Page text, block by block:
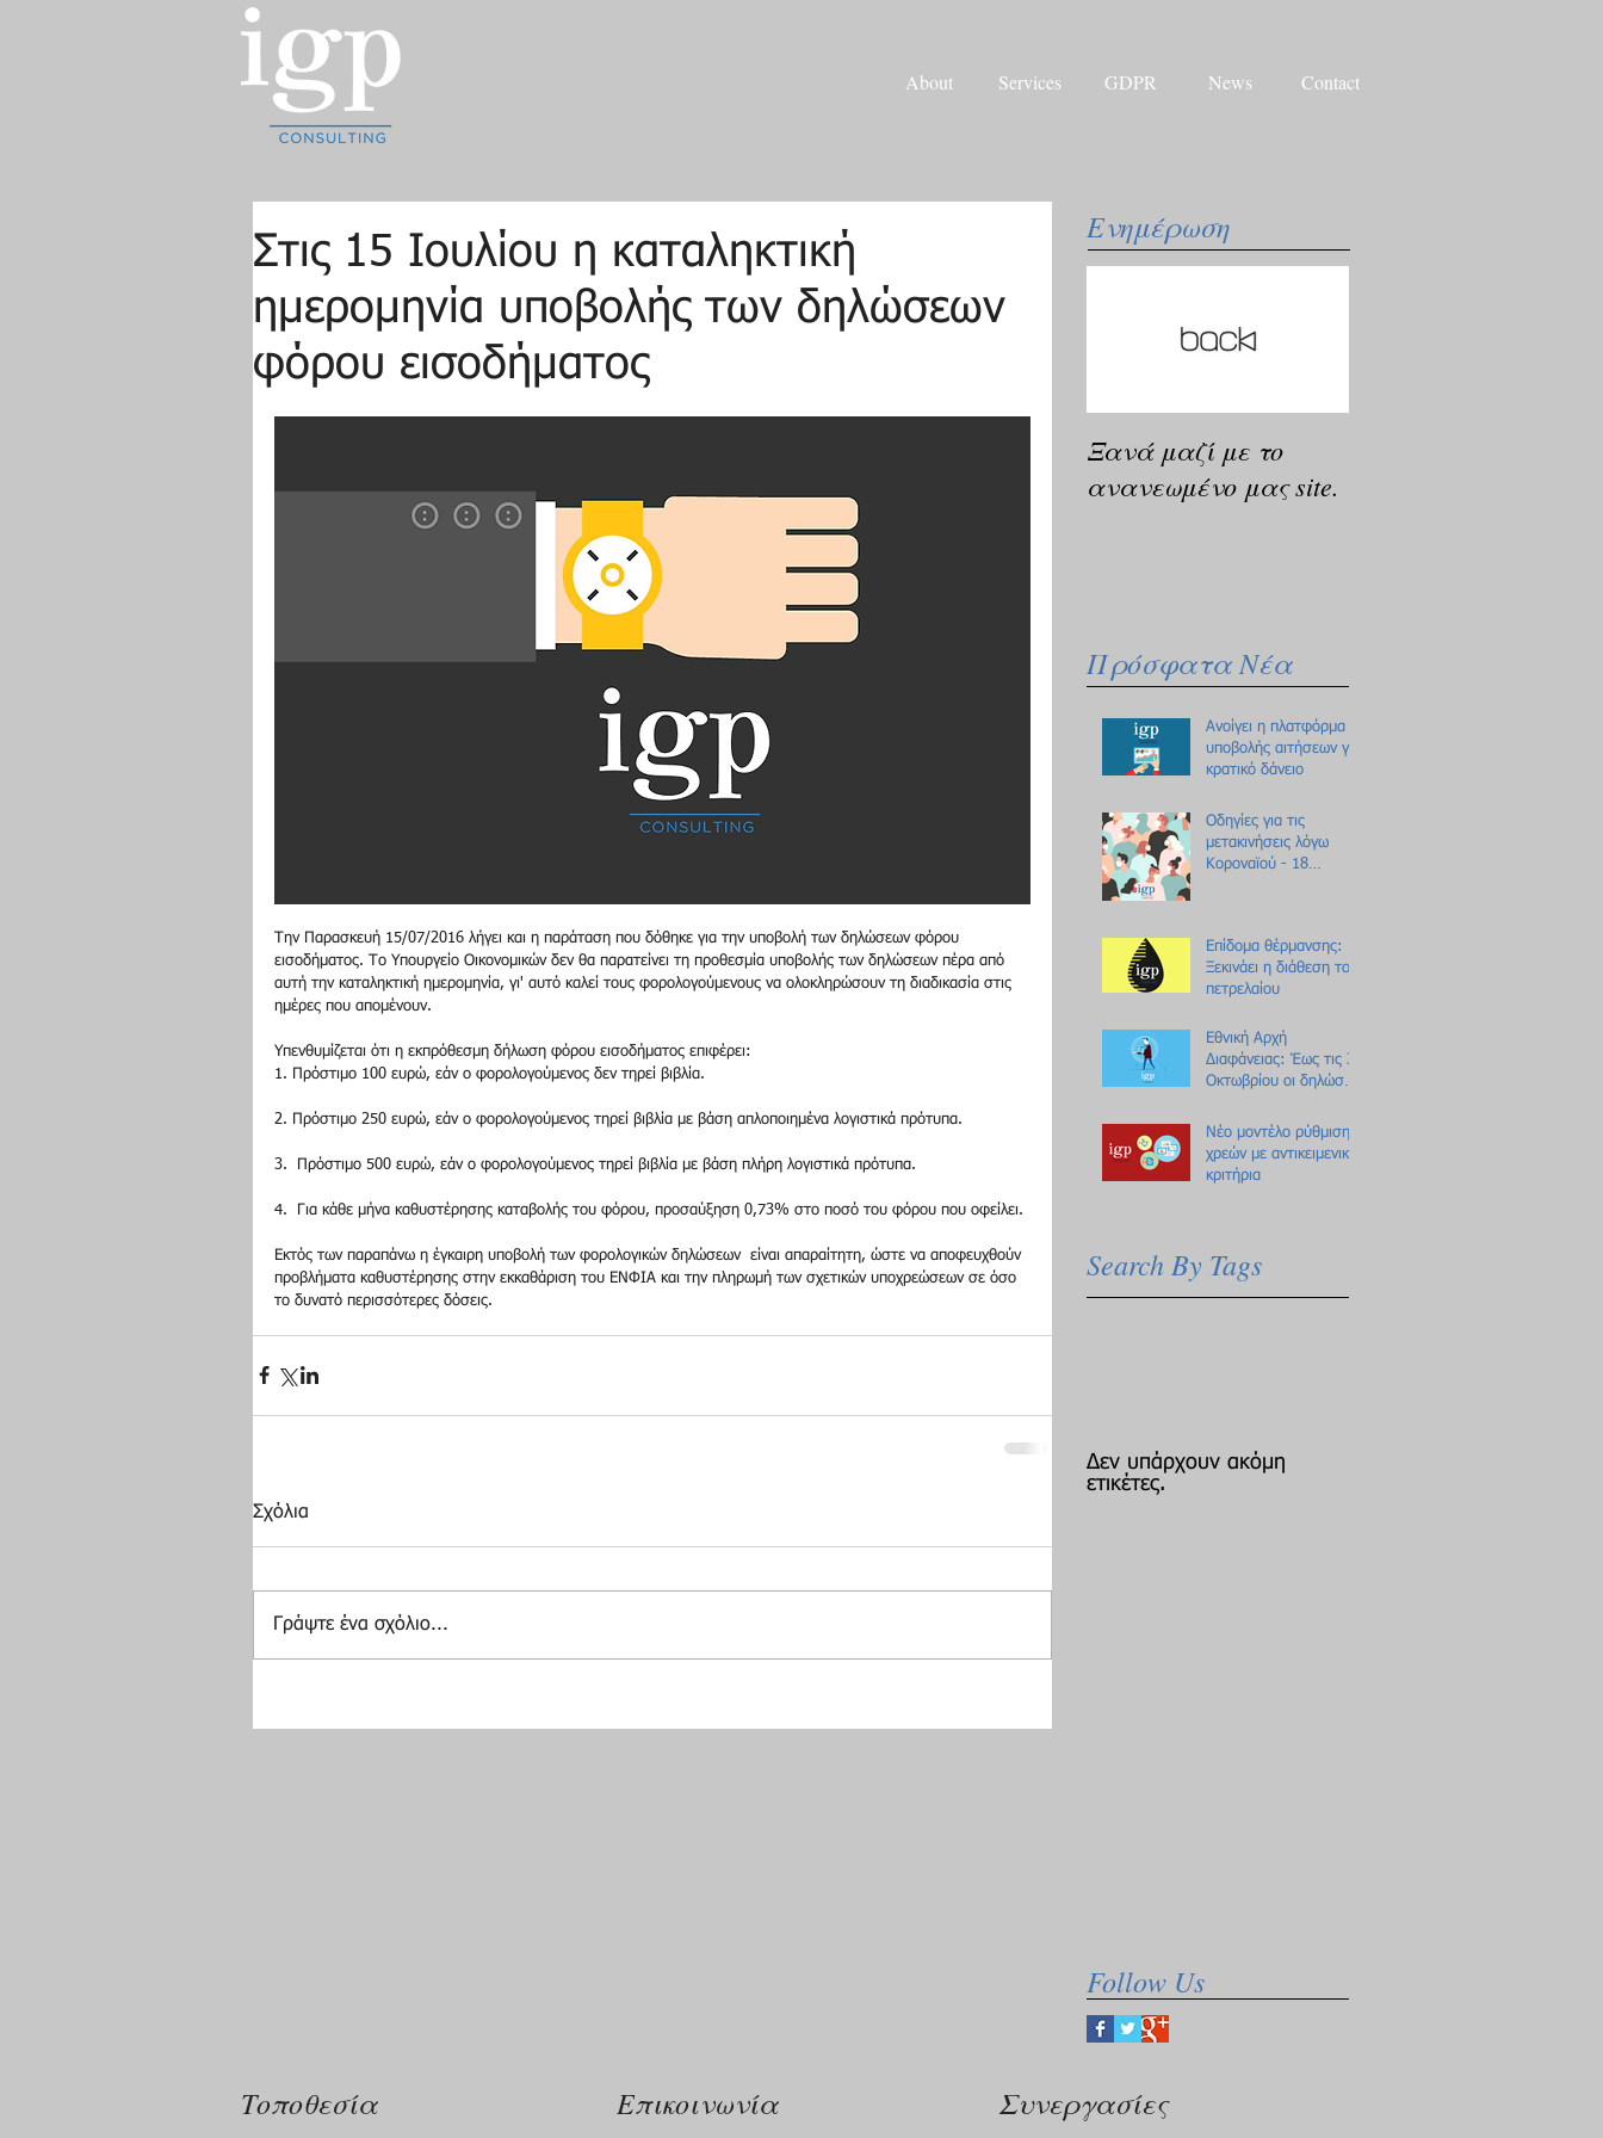
Στις 15 Ιουλίου η καταληκτική
ημερομηνία υποβολής των δηλώσεων
φόρου εισοδήματος
Την Παρασκευή 15/07/2016 λήγει και η παράταση που δόθηκε για την υποβολή των δηλώσεων φόρου
εισοδήματος. Το Υπουργείο Οικονομικών δεν θα παρατείνει τη προθεσμία υποβολής των δηλώσεων πέρα από
αυτή την καταληκτική ημερομηνία, γι' αυτό καλεί τους φορολογούμενους να ολοκληρώσουν τη διαδικασία στις
ημέρες που απομένουν.
Υπενθυμίζεται ότι η εκπρόθεσμη δήλωση φόρου εισοδήματος επιφέρει:
1. Πρόστιμο 100 ευρώ, εάν ο φορολογούμενος δεν τηρεί βιβλία.
2. Πρόστιμο 250 ευρώ, εάν ο φορολογούμενος τηρεί βιβλία με βάση απλοποιημένα λογιστικά πρότυπα.
3.  Πρόστιμο 500 ευρώ, εάν ο φορολογούμενος τηρεί βιβλία με βάση πλήρη λογιστικά πρότυπα.
4.  Για κάθε μήνα καθυστέρησης καταβολής του φόρου, προσαύξηση 0,73% στο ποσό του φόρου που οφείλει.
Εκτός των παραπάνω η έγκαιρη υποβολή των φορολογικών δηλώσεων  είναι απαραίτητη, ώστε να αποφευχθούν
προβλήματα καθυστέρησης στην εκκαθάριση του ΕΝΦΙΑ και την πληρωμή των σχετικών υποχρεώσεων σε όσο
το δυνατό περισσότερες δόσεις.
Σχόλια
Γράψτε ένα σχόλιο...
Ενημέρωση
Ξανά μαζί με το
ανανεωμένο μας site.
Πρόσφατα Νέα
Ανοίγει η πλατφόρμα
υποβολής αιτήσεων για
κρατικό δάνειο
Οδηγίες για τις
μετακινήσεις λόγω
Κοροναϊού - 18
Επίδομα θέρμανσης:
Ξεκινάει η διάθεση του
πετρελαίου
Εθνική Αρχή
Διαφάνειας: Έως τις 31
Οκτωβρίου οι δηλώσεις
Νέο μοντέλο ρύθμισης
χρεών με αντικειμενικά
κριτήρια
Search By Tags
Δεν υπάρχουν ακόμη
ετικέτες.
Follow Us
About Services GDPR News Contact
Τοποθεσία Επικοινωνία Συνεργασίες